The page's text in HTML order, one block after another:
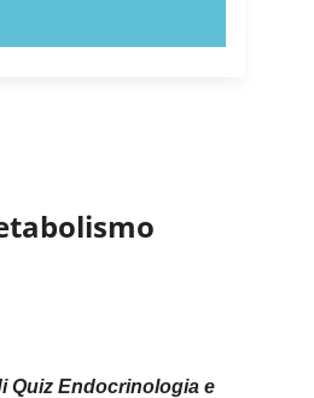
Quiz Endocrinologia e